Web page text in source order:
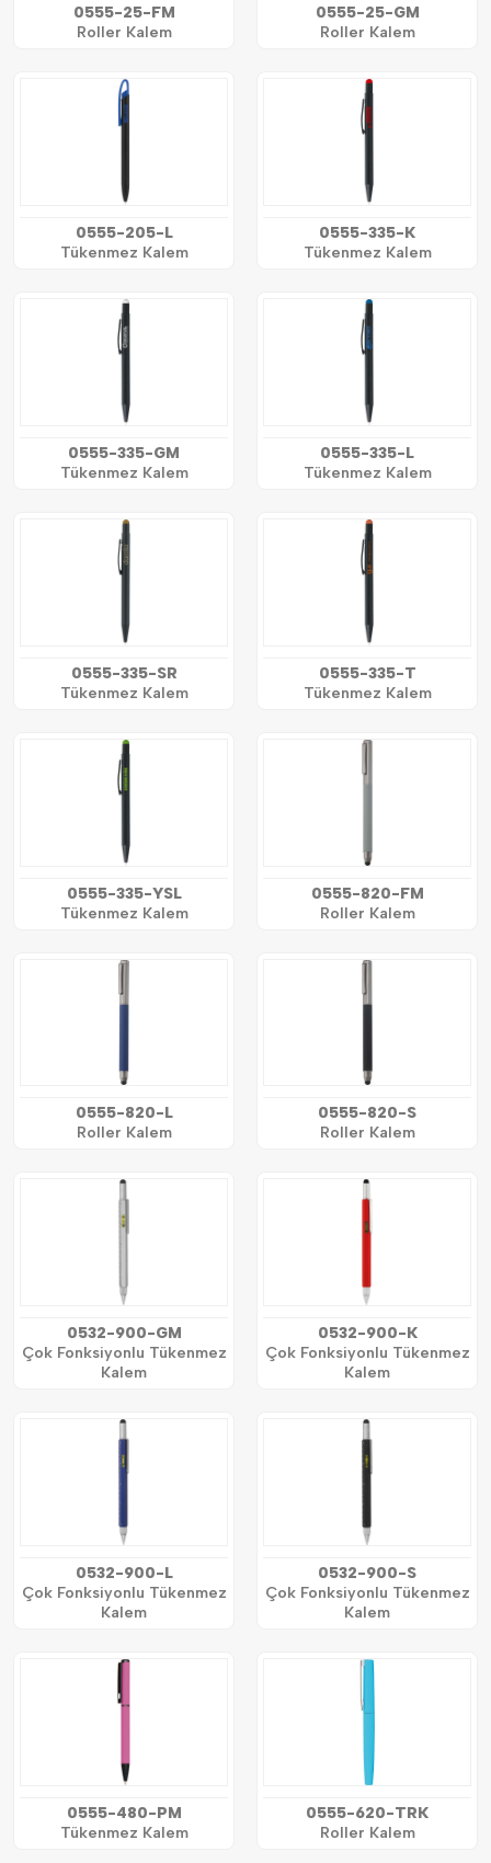
0555-25-FM
Roller Kalem
0555-25-GM
Roller Kalem
0555-205-L
Tükenmez Kalem
0555-335-K
Tükenmez Kalem
0555-335-GM
Tükenmez Kalem
0555-335-L
Tükenmez Kalem
0555-335-SR
Tükenmez Kalem
0555-335-T
Tükenmez Kalem
0555-335-YSL
Tükenmez Kalem
0555-820-FM
Roller Kalem
0555-820-L
Roller Kalem
0555-820-S
Roller Kalem
0532-900-GM
Çok Fonksiyonlu Tükenmez
Kalem
0532-900-K
Çok Fonksiyonlu Tükenmez
Kalem
0532-900-L
Çok Fonksiyonlu Tükenmez
Kalem
0532-900-S
Çok Fonksiyonlu Tükenmez
Kalem
0555-480-PM
Tükenmez Kalem
0555-620-TRK
Roller Kalem